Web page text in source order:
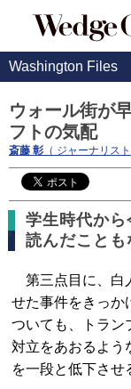
Washington Files
ウォール街が
フトの気配
斎藤 彰 （ ジャーナリス
学生時代か
読んだことも
第三点目に、白
せた事件をきっか
ついても、トラン
対立をあおるよう
を一段と低下させ